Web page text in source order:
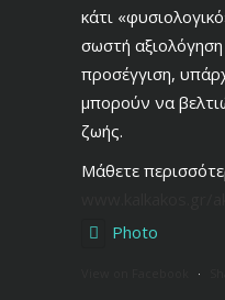
κάτι
σωστή αξιολόγηση
προσέγγιση,
μπορούν να
ζωής.
Μάθετε
Photo
·